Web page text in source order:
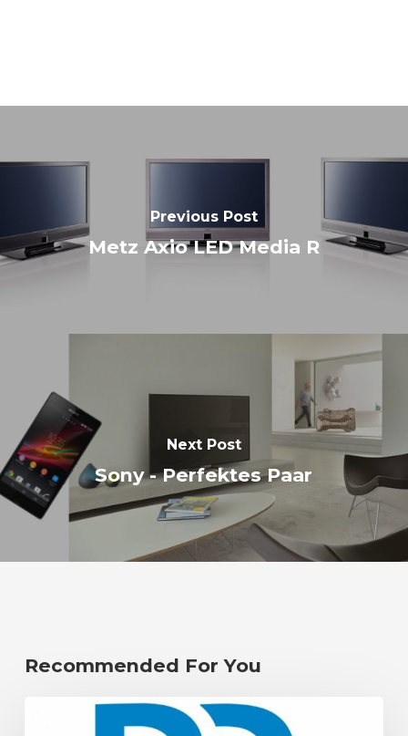
Previous Post
Metz Axio LED Media R
Next Post
Sony - Perfektes Paar
Recommended For You